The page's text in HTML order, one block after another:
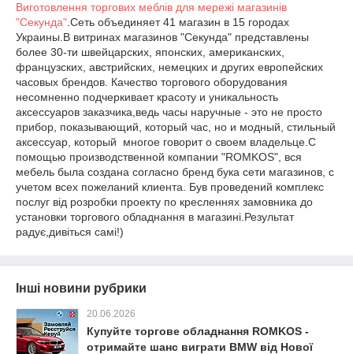
Виготовлення торгових меблів для мережі магазинів
"Секунда" .Сеть объединяет 41 магазин в 15 городах
Украины.В витринах магазинов "Секунда" представлены
более 30-ти швейцарских, японских, американских,
французских, австрийских, немецких и других европейских
часовых брендов. Качество торгового оборудования
несомненно подчеркивает красоту и уникальность
аксессуаров заказчика,ведь часы наручные - это не просто
прибор, показывающий, который час, но и модный, стильный
аксессуар, который многое говорит о своем владельце.С
помощью производственной компании "ROMKOS", вся
мебель была создана согласно бренд бука сети магазинов, с
учетом всех пожеланий клиента. Був проведений комплекс
послуг від розробки проекту по кресленнях замовника до
установки торгового обладнання в магазині.Результат
радує,дивіться самі!)
Інші новини рубрики
20.06.2026
Купуйте торгове обладнання ROMKOS -
отримайте шанс виграти BMW від Нової